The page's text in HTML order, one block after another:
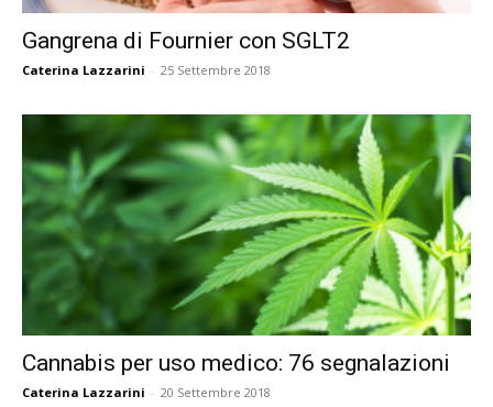
Gangrena di Fournier con SGLT2
Caterina Lazzarini - 25 Settembre 2018
Cannabis per uso medico: 76 segnalazioni
Caterina Lazzarini - 20 Settembre 2018